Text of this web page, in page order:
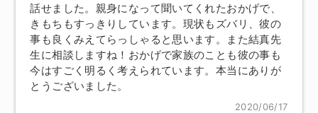
話せました。親身になって聞いてくれたおかげで、
きもちもすっきりしています。現状もズバリ、彼の
事も良くみえてらっしゃると思います。また結真先
生に相談しますね！おかげで家族のことも彼の事も
今はすごく明るく考えられています。本当にありが
とうございました。
2020/06/17